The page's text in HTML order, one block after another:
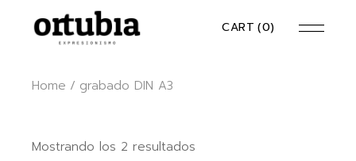
content
CART (0)
Home grabado DIN A3
Mostrando los 2 resultados